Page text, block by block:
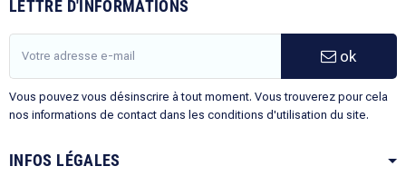
LETTRE D'INFORMATIONS
ok
Vous pouvez vous désinscrire à tout moment. Vous trouverez pour cela
nos informations de contact dans les conditions d'utilisation du site.
INFOS LÉGALES